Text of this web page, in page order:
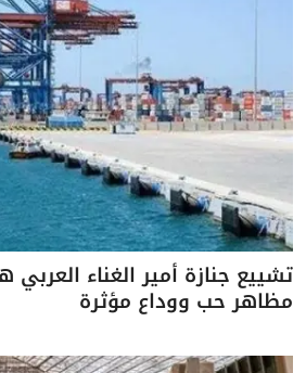
تشييع جنازة أمير الغناء
مظاهر حب ووداع مؤثرة